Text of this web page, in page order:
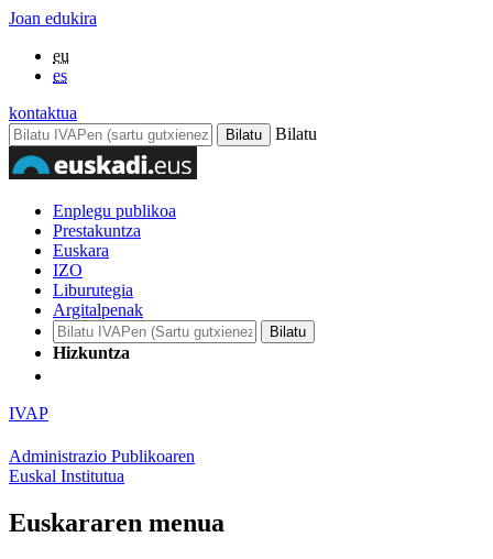
Joan edukira
eu
es
kontaktua
Bilatu
Enplegu publikoa
Prestakuntza
Euskara
IZO
Liburutegia
Argitalpenak
Hizkuntza
IVAP
Administrazio Publikoaren
Euskal Institutua
Euskararen menua